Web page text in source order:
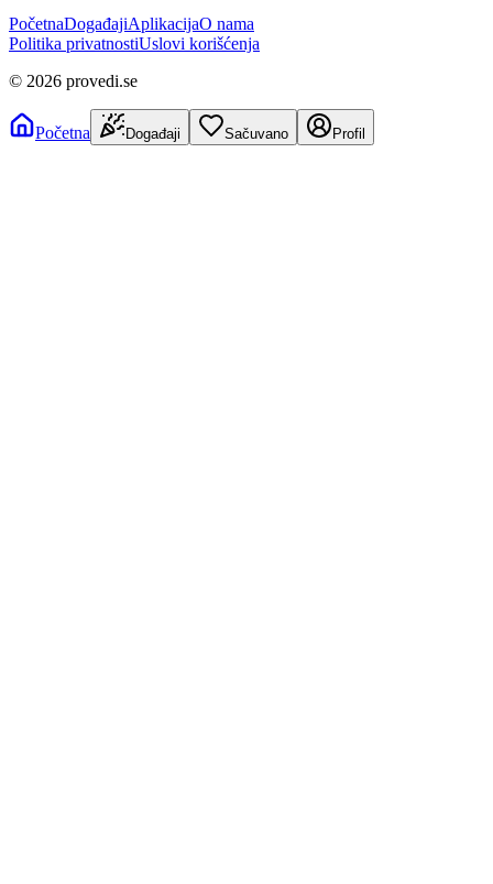
PočetnaDogađajiAplikacijaO nama
Politika privatnostiUslovi korišćenja
© 2026 provedi.se
Početna Događaji Sačuvano Profil